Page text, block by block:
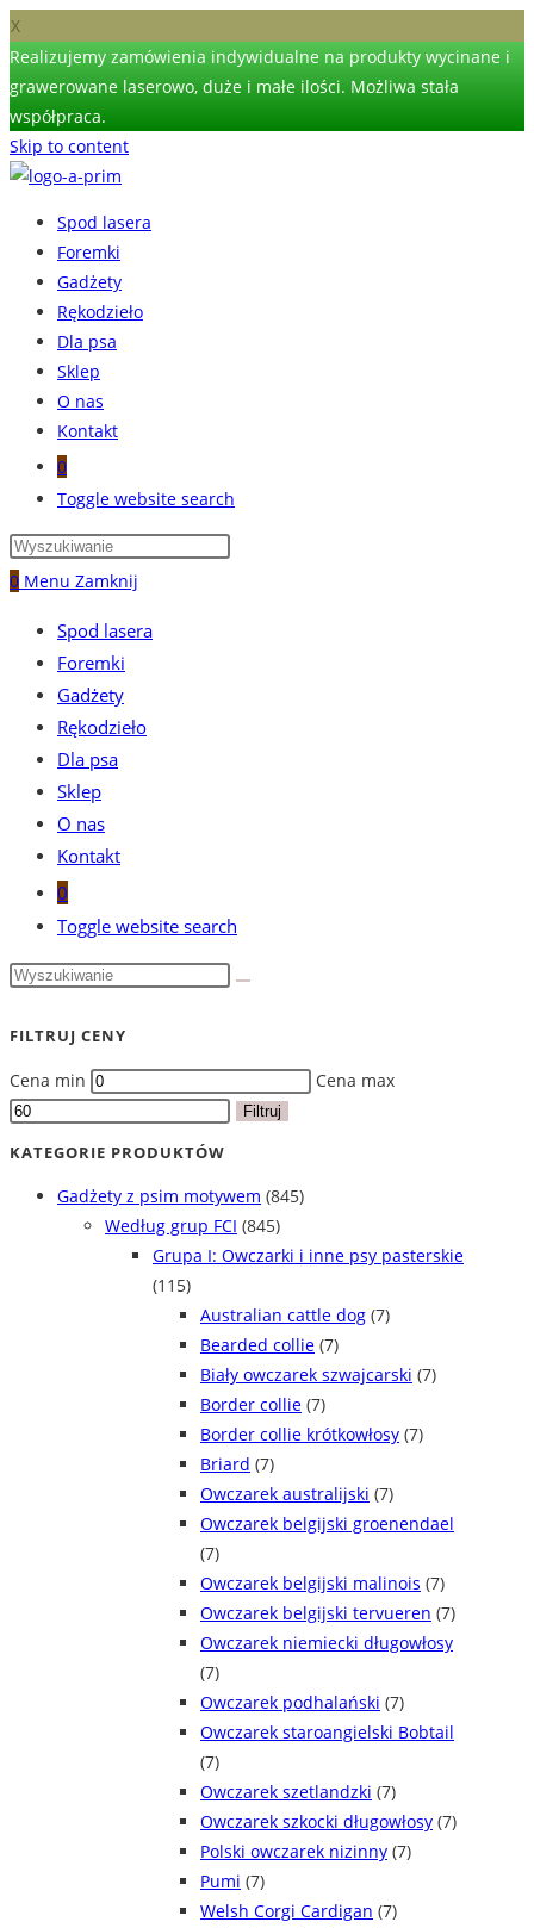
X
Realizujemy zamówienia indywidualne na produkty wycinane i
grawerowane laserowo, duże i małe ilości. Możliwa stała
współpraca.
Skip to content
Spod lasera
Foremki
Gadżety
Rękodzieło
Dla psa
Sklep
O nas
Kontakt
0
Toggle website search
0 Menu Zamknij
Spod lasera
Foremki
Gadżety
Rękodzieło
Dla psa
Sklep
O nas
Kontakt
0
Toggle website search
FILTRUJ CENY
Cena min Cena max
Filtruj
KATEGORIE PRODUKTÓW
Gadżety z psim motywem (845)
Według grup FCI (845)
Grupa I: Owczarki i inne psy pasterskie
(115)
Australian cattle dog (7)
Bearded collie (7)
Biały owczarek szwajcarski (7)
Border collie (7)
Border collie krótkowłosy (7)
Briard (7)
Owczarek australijski (7)
Owczarek belgijski groenendael
(7)
Owczarek belgijski malinois (7)
Owczarek belgijski tervueren (7)
Owczarek niemiecki długowłosy
(7)
Owczarek podhalański (7)
Owczarek staroangielski Bobtail
(7)
Owczarek szetlandzki (7)
Owczarek szkocki długowłosy (7)
Polski owczarek nizinny (7)
Pumi (7)
Welsh Corgi Cardigan (7)